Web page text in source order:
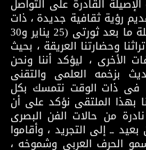
القادرة على التواصل
رؤية ثقافية جديدة ، ذات
مضمون ثقافى قادر على إثراء مرحلة ما بعد ثورتى (25 يناير و30
وحضارتنا العريقة ، بحيث
الأخرى ، ليؤكد أننا ونحن
بزخمه العلمى والتقنى
فى ذات الوقت نتمسك بكل
بهذا الملتقى نؤكد على أن
من حالات الفن البصرى
ــ إلى التجريد ، وأقاموا
الحرف العربى وشموخه ،